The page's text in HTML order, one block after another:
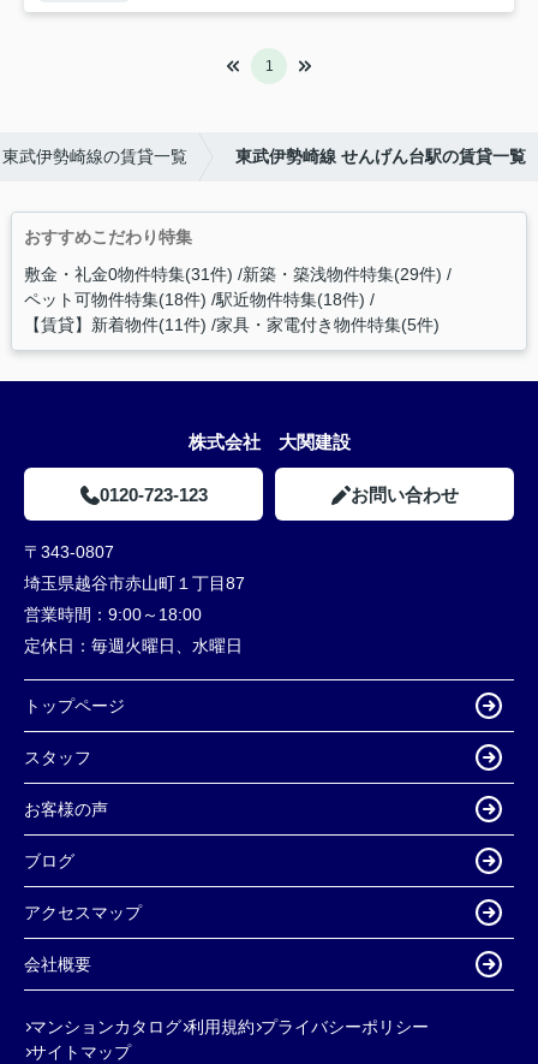
1
東武伊勢崎線の賃貸一覧 東武伊勢崎線 せんげん台駅の賃貸一覧
おすすめこだわり特集
敷金・礼金0物件特集(31件) 新築・築浅物件特集(29件)
ペット可物件特集(18件) 駅近物件特集(18件)
【賃貸】新着物件(11件) 家具・家電付き物件特集(5件)
株式会社 大関建設
0120-723-123 お問い合わせ
〒343-0807
埼玉県越谷市赤山町１丁目87
営業時間： 9:00～18:00
定休日： 毎週火曜日、水曜日
トップページ
スタッフ
お客様の声
ブログ
アクセスマップ
会社概要
マンションカタログ 利用規約 プライバシーポリシー
サイトマップ